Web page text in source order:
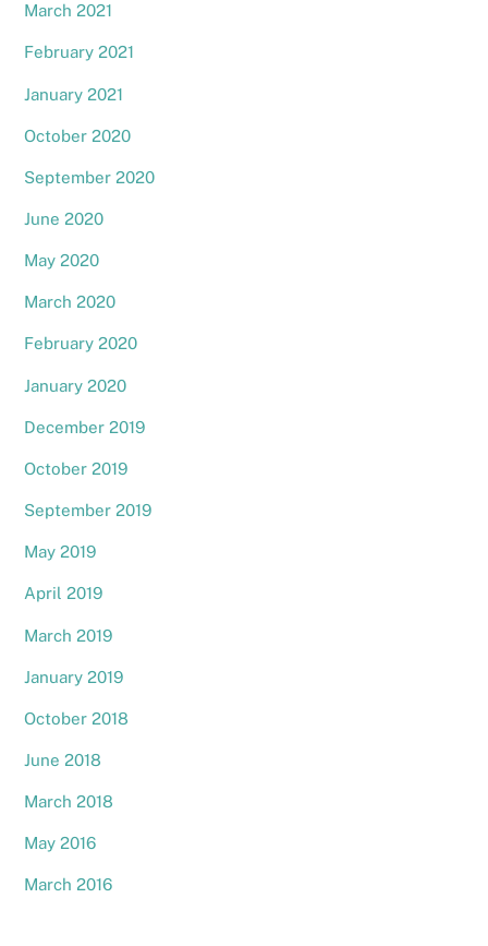
March 2021
February 2021
January 2021
October 2020
September 2020
June 2020
May 2020
March 2020
February 2020
January 2020
December 2019
October 2019
September 2019
May 2019
April 2019
March 2019
January 2019
October 2018
June 2018
March 2018
May 2016
March 2016